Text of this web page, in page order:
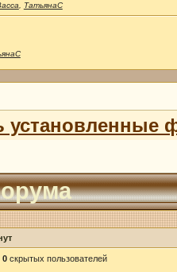
ТатьянаС
установленные
0скрытых пользователей